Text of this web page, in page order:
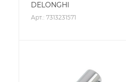
DELONGHI
Арт.: 7313231571